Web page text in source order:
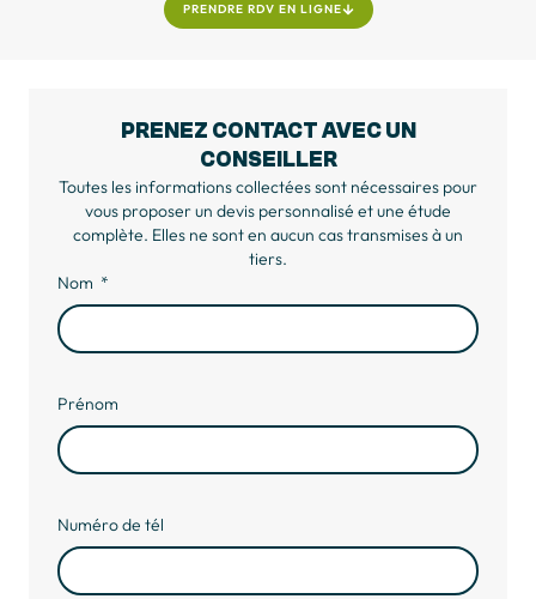
PRENDRE RDV EN LIGNE
PRENEZ CONTACT AVEC UN
CONSEILLER
Toutes les informations collectées sont nécessaires pour
vous proposer un devis personnalisé et une étude
complète. Elles ne sont en aucun cas transmises à un
tiers.
Nom
Prénom
Numéro de tél